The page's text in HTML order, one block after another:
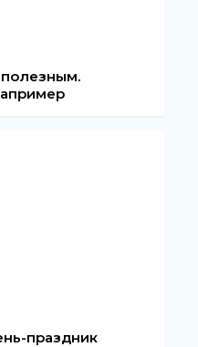
праздник